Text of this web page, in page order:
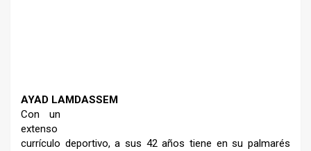
AYAD LAMDASSEM
Con un
extenso
currículo deportivo, a sus 42 años tiene en su palmarés